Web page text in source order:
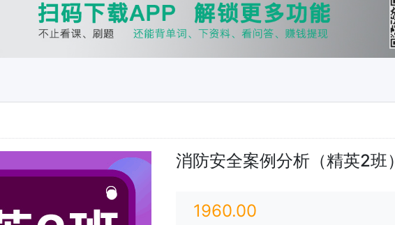
面授
消防安全案例分析（精英2班）
1960.00